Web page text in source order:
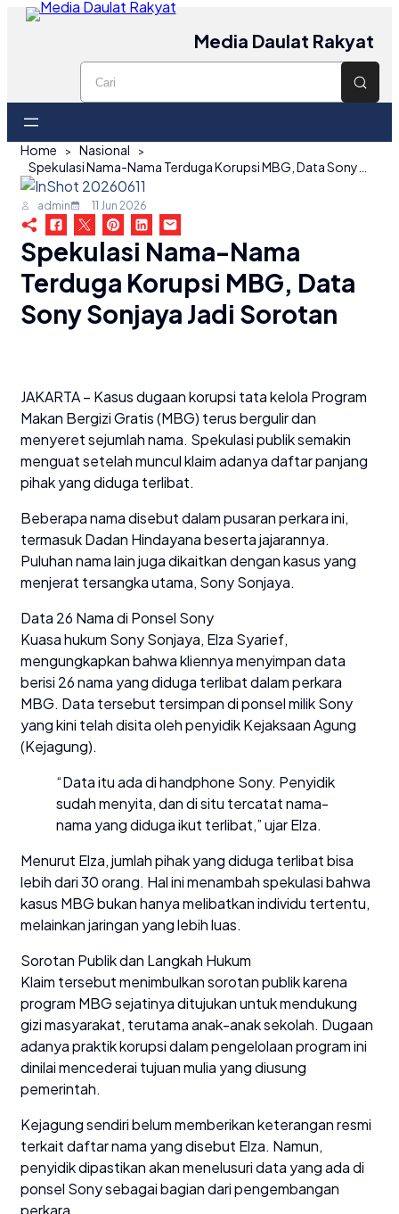
Media Daulat Rakyat
Home
Nasional
admin 11 Jun 2026
Spekulasi Nama-Nama
Terduga Korupsi MBG, Data
Sony Sonjaya Jadi Sorotan
JAKARTA – Kasus dugaan korupsi tata kelola Program
Makan Bergizi Gratis (MBG) terus bergulir dan
menyeret sejumlah nama. Spekulasi publik semakin
menguat setelah muncul klaim adanya daftar panjang
pihak yang diduga terlibat.
Beberapa nama disebut dalam pusaran perkara ini,
termasuk Dadan Hindayana beserta jajarannya.
Puluhan nama lain juga dikaitkan dengan kasus yang
menjerat tersangka utama, Sony Sonjaya.
Data 26 Nama di Ponsel Sony
Kuasa hukum Sony Sonjaya, Elza Syarief,
mengungkapkan bahwa kliennya menyimpan data
berisi 26 nama yang diduga terlibat dalam perkara
MBG. Data tersebut tersimpan di ponsel milik Sony
yang kini telah disita oleh penyidik Kejaksaan Agung
(Kejagung).
“Data itu ada di handphone Sony. Penyidik
sudah menyita, dan di situ tercatat nama-
nama yang diduga ikut terlibat,” ujar Elza.
Menurut Elza, jumlah pihak yang diduga terlibat bisa
lebih dari 30 orang. Hal ini menambah spekulasi bahwa
kasus MBG bukan hanya melibatkan individu tertentu,
melainkan jaringan yang lebih luas.
Sorotan Publik dan Langkah Hukum
Klaim tersebut menimbulkan sorotan publik karena
program MBG sejatinya ditujukan untuk mendukung
gizi masyarakat, terutama anak-anak sekolah. Dugaan
adanya praktik korupsi dalam pengelolaan program ini
dinilai mencederai tujuan mulia yang diusung
pemerintah.
Kejagung sendiri belum memberikan keterangan resmi
terkait daftar nama yang disebut Elza. Namun,
penyidik dipastikan akan menelusuri data yang ada di
ponsel Sony sebagai bagian dari pengembangan
perkara.